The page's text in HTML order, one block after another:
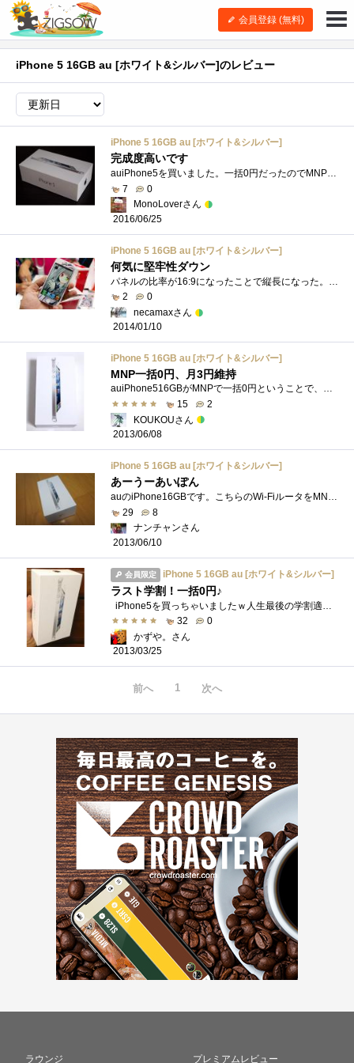
会員登録 (無料)
iPhone 5 16GB au [ホワイト&シルバー]のレビュー
iPhone 5 16GB au [ホワイト&シルバー]
完成度高いです
auiPhone5を買いました。一括0円だったのでMNPしました。デザインは良いし、動きは速いし、完成度が高くて基本文句なしです。カメラも良いです。�...
7
0
MonoLoverさん
2016/06/25
iPhone 5 16GB au [ホワイト&シルバー]
何気に堅牢性ダウン
2
0
necamaxさん
2014/01/10
iPhone 5 16GB au [ホワイト&シルバー]
MNP一括0円、月3円維持
auiPhone516GBがMNPで一括0円ということで、遊んでいたdocomoの回線をMNPして貰ってきました。貰ってきたと言ってもdocomo回線の途中解約金、MNP転出手数...
15
2
KOUKOUさん
2013/06/08
iPhone 5 16GB au [ホワイト&シルバー]
あーうーあいぽん
auのiPhone16GBです。こちらのWi-FiルータをMNP使って、一括0円でした。Wi-FiルータをMNPしたことによって、iPhoneのテザリングでドコモのGalaxyS3をネット�...
29
8
ナンチャンさん
2013/06/10
会員限定 iPhone 5 16GB au [ホワイト&シルバー]
ラスト学割！一括0円♪
32
0
かずや。さん
2013/03/25
前へ 1 次へ
ラウンジ プレミアムレビュー